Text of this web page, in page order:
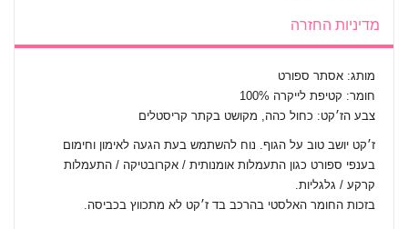
מדיניות החזרה
מותג: אסתר ספורט
חומר: קטיפת לייקרה 100%
צבע הז׳קט: כחול כהה, מקושט בקתר קריסטלים
ז׳קט יושב טוב על הגוף. נוח להשתמש בעת הגעה לאימון וחימום
בענפי ספורט כגון התעמלות אומנותית / אקרובטיקה / התעמלות
קרקע / גלגליות.
בזכות החומר האלסטי בהרכב בד ז׳קט לא מתכווץ בכביסה.